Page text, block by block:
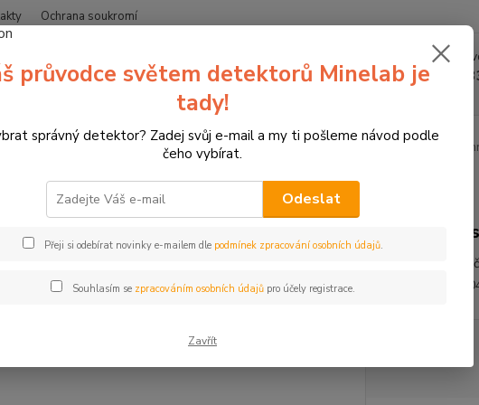
Ochrana soukromí
Hledat
Nevíte si rady?
pro sportovní lukostřelbu 3D terče Leitold Náhradní díly, inserty 3D
díl, parůžky srnec
Parůžky pro
3D parůžky pro
Náhradní díl pro
průvodce světem detektorů Minelab je
tady!
správný detektor? Zadej svůj e-mail a my ti pošleme návod podle
čeho vybírat.
Odeslat
Přeji si odebírat novinky e-mailem dle podmínek zpracování osobních údajů.
Souhlasím se zpracováním osobních údajůpro účely registrace.
Zavřít